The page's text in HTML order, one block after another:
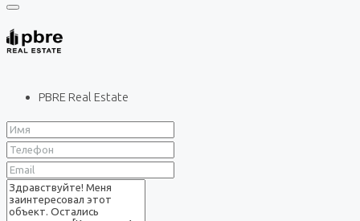
PBRE Real Estate